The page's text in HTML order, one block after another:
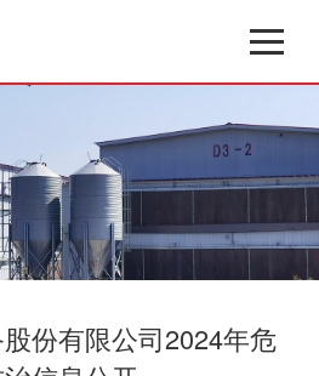
份有限公司2024年危